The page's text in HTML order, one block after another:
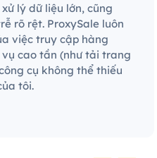
lý dữ liệu lớn, cũng
rõ rệt. ProxySale luôn
việc truy cập hàng
cao tần (như tải trang
cụ không thể thiếu
tôi.